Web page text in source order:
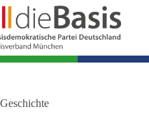
Zum
Inhalt
springen
Geschichte